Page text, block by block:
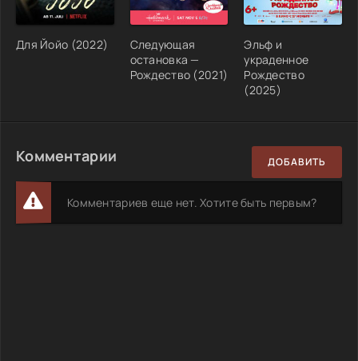
Для Йойо (2022)
Следующая
остановка —
Рождество (2021)
Эльф и
украденное
Рождество
(2025)
Комментарии ДОБАВИТЬ
Комментариев еще нет. Хотите быть первым?